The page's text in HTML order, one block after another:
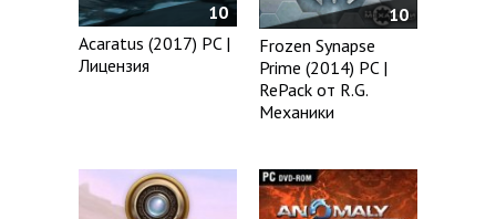
10
Acaratus (2017) PC |
Лицензия
10
Frozen Synapse
Prime (2014) PC |
RePack от R.G.
Механики